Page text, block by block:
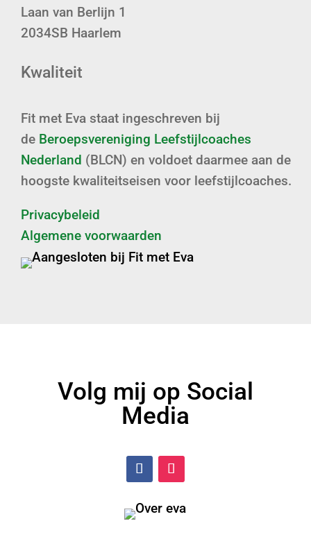
Laan van Berlijn 1
2034SB Haarlem
Kwaliteit
Fit met Eva staat ingeschreven bij
de Beroepsvereniging Leefstijlcoaches
Nederland (BLCN) en voldoet daarmee aan de
hoogste kwaliteitseisen voor leefstijlcoaches.
Privacybeleid
Algemene voorwaarden
Volg mij op Social
Media